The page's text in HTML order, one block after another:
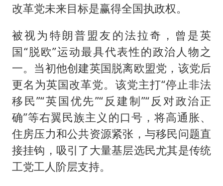
改革党未来目标是赢得全国执政权。
被视为特朗普盟友的法拉奇，曾是英
国“脱欧”运动最具代表性的政治人物之
一。当初他创建英国脱离欧盟党，该党后
更名为英国改革党。该党主打“停止非法
移民”“英国优先”“反建制”“反对政治正
确”等右翼民族主义的口号，将高通胀、
住房压力和公共资源紧张，与移民问题直
接挂钩，吸引了大量基层选民尤其是传统
工党工人阶层支持。